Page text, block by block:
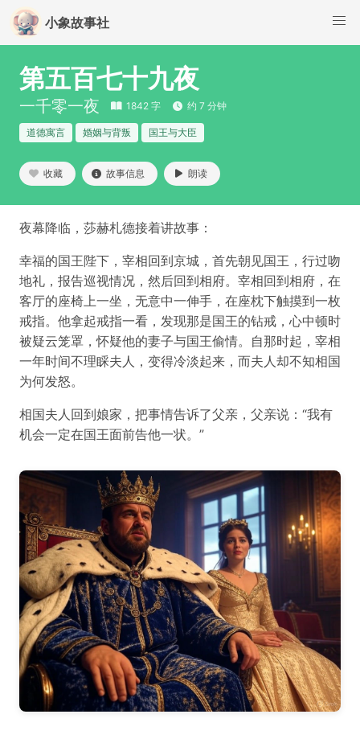
小象故事社
第五百七十九夜
一千零一夜 1842 字 约 7 分钟
道德寓言 婚姻与背叛 国王与大臣
收藏 故事信息 朗读
夜幕降临，莎赫札德接着讲故事：
幸福的国王陛下，宰相回到京城，首先朝见国王，行过吻
地礼，报告巡视情况，然后回到相府。宰相回到相府，在
客厅的座椅上一坐，无意中一伸手，在座枕下触摸到一枚
戒指。他拿起戒指一看，发现那是国王的钻戒，心中顿时
被疑云笼罩，怀疑他的妻子与国王偷情。自那时起，宰相
一年时间不理睬夫人，变得冷淡起来，而夫人却不知相国
为何发怒。
相国夫人回到娘家，把事情告诉了父亲，父亲说：“我有
机会一定在国王面前告他一状。”